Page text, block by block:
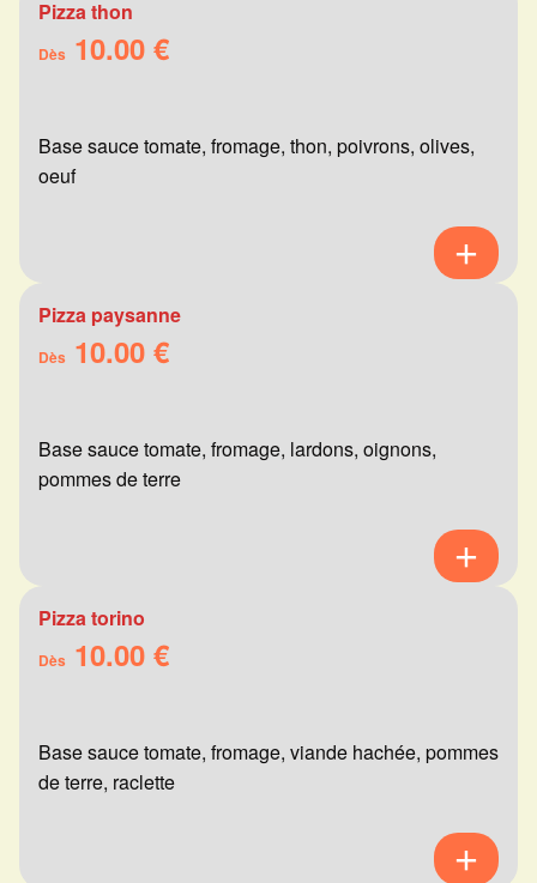
Pizza thon
Dès 10.00 €
Base sauce tomate, fromage, thon, poivrons, olives,
oeuf
Pizza paysanne
Dès 10.00 €
Base sauce tomate, fromage, lardons, oignons,
pommes de terre
Pizza torino
Dès 10.00 €
Base sauce tomate, fromage, viande hachée, pommes
de terre, raclette